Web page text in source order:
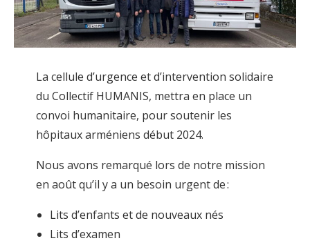
La cellule d’urgence et d’intervention solidaire
du Collectif HUMANIS, mettra en place un
convoi humanitaire, pour soutenir les
hôpitaux arméniens début 2024.
Nous avons remarqué lors de notre mission
en août qu’il y a un besoin urgent de :
Lits d’enfants et de nouveaux nés
Lits d’examen